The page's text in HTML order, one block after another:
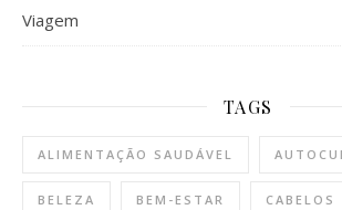
Viagem
TAGS
ALIMENTAÇÃO SAUDÁVEL
BELEZA BEM-ESTAR CABELOS